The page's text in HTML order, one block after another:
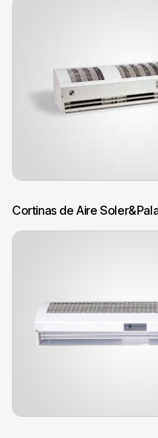
Cortinas de Aire